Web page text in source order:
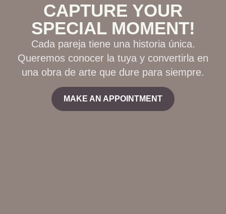
CAPTURE YOUR
SPECIAL MOMENT!
Cada pareja tiene una historia única.
Queremos conocer la tuya y convertirla en
una obra de arte que dure para siempre.
MAKE AN APPOINTMENT